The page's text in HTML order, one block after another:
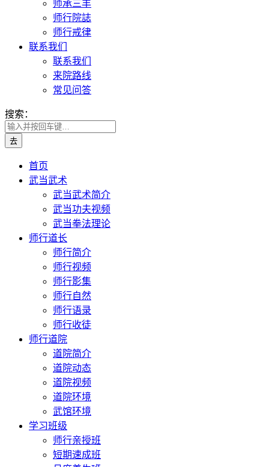
师承三丰
师行院誌
师行戒律
联系我们
联系我们
来院路线
常见问答
搜索：
首页
武当武术
武当武术简介
武当功夫视频
武当拳法理论
师行道长
师行简介
师行视频
师行影集
师行自然
师行语录
师行收徒
师行道院
道院简介
道院动态
道院视频
道院环境
武馆环境
学习班级
师行亲授班
短期速成班